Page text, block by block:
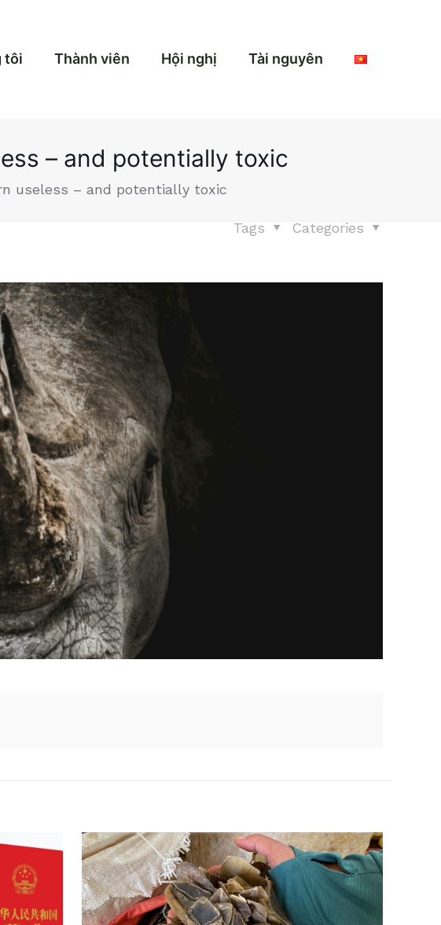
tôi Thành viên Hội nghị Tài nguyên
– and potentially toxic
useless – and potentially toxic
Categories
Tags